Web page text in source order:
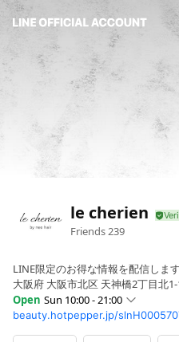
le cherien
Friends239
LINE限定のお得な情報を配信しま
大阪府 大阪市北区 天神橋2丁目北
Open Sun 10:00 - 21:00
Sun10:00 - 21:00
不定休
beauty.hotpepper.jp/